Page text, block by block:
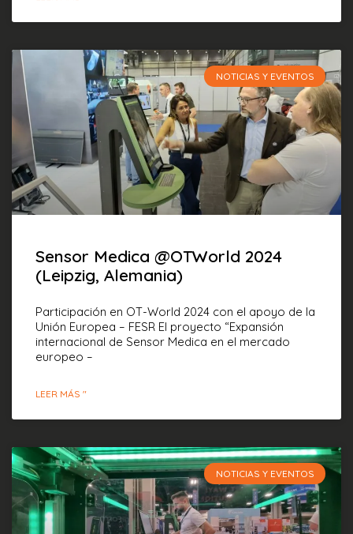
NOTICIAS Y EVENTOS
Sensor Medica @OTWorld 2024
(Leipzig, Alemania)
Participación en OT-World 2024 con el apoyo de la
Unión Europea – FESR El proyecto “Expansión
internacional de Sensor Medica en el mercado
europeo –
LEER MÁS "
NOTICIAS Y EVENTOS